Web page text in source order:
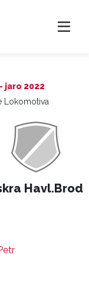
jaro 2022
Lokomotiva
Havl.Brod